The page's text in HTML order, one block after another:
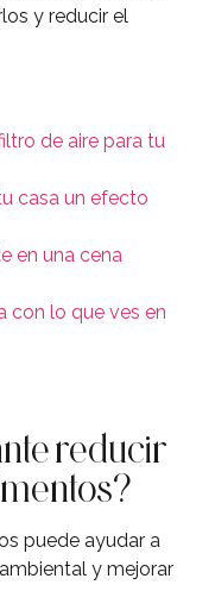
y reducir el
de aire para tu
casa un efecto
en una cena
con lo que ves en
reducir
puede ayudar a
y mejorar